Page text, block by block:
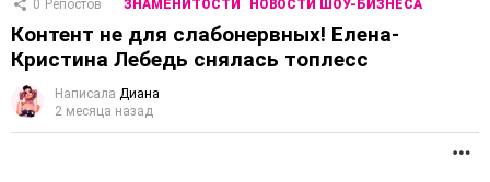
0 Репостов ЗНАМЕНИТОСТИ НОВОСТИ ШОУ-БИЗНЕСА
Контент не для слабонервных! Елена-
Кристина Лебедь снялась топлесс
Написала Диана
2 месяца назад